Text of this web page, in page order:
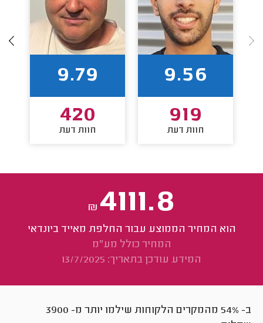
9.56
919
חוות דעת
9.79
420
חוות דעת
4111.8
₪
הוא המחיר הממוצע עבור החלפת מאייד ביונדאי
המחיר כולל מע"מ
המידע עודכן בתאריך: 13/7/2025
ב- 54% מהמקרים הלקוחות שילמו יותר מ-
3900